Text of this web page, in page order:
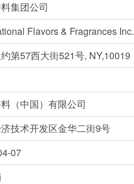
集团公司
Flavors & Fragrances Inc.
第57西大街521号, NY,10019
（中国）有限公司
技术开发区金华二街9号
07